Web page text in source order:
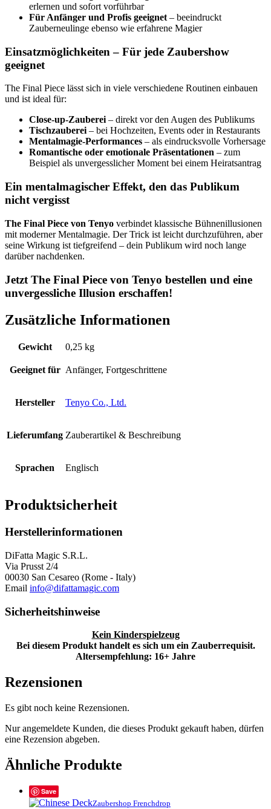
erlernen und sofort vorführbar
Für Anfänger und Profis geeignet – beeindruckt
Zauberneulinge ebenso wie erfahrene Magier
Einsatzmöglichkeiten – Für jede Zaubershow
geeignet
The Final Piece lässt sich in viele verschiedene Routinen einbauen
und ist ideal für:
Close-up-Zauberei– direkt vor den Augen des Publikums
Tischzauberei– bei Hochzeiten, Events oder in Restaurants
Mentalmagie-Performances – als eindrucksvolle Vorhersage
Romantische oder emotionale Präsentationen – zum
Beispiel als unvergesslicher Moment bei einem Heiratsantrag
Ein mentalmagischer Effekt, den das Publikum
nicht vergisst
The Final Piece von Tenyo verbindet klassische Bühnenillusionen
mit moderner Mentalmagie. Der Trick ist leicht durchzuführen, aber
seine Wirkung ist tiefgreifend – dein Publikum wird noch lange
darüber nachdenken.
Jetzt The Final Piece von Tenyo bestellen und eine
unvergessliche Illusion erschaffen!
Zusätzliche Informationen
Gewicht 0,25 kg
Geeignet für Anfänger, Fortgeschrittene
Hersteller Tenyo Co., Ltd.
Lieferumfang Zauberartikel & Beschreibung
Sprachen Englisch
Produktsicherheit
Herstellerinformationen
DiFatta Magic S.R.L.
Via Prusst 2/4
00030 San Cesareo (Rome - Italy)
Email info@difattamagic.com
Sicherheitshinweise
Kein Kinderspielzeug
Bei diesem Produkt handelt es sich um ein Zauberrequisit.
Altersempfehlung: 16+ Jahre
Rezensionen
Es gibt noch keine Rezensionen.
Nur angemeldete Kunden, die dieses Produkt gekauft haben, dürfen
eine Rezension abgeben.
Ähnliche Produkte
Save
Zaubershop Frenchdrop